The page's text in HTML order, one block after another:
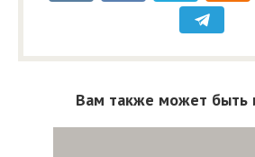
Вам также может быть